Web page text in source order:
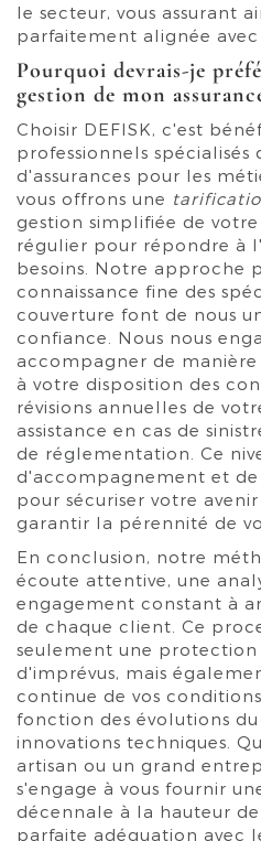
le secteur, vous assurant
parfaitement alignée avec
Pourquoi devrais-je
gestion de mon
Choisir DEFISK, c'est
professionnels spécialisés
d'assurances pour les
vous offrons une
gestion simplifiée de
régulier pour répondre à
besoins. Notre approche
connaissance fine des
couverture font de nous
confiance. Nous nous
accompagner de
à votre disposition des
révisions annuelles de
assistance en cas de
de réglementation. Ce
d'accompagnement et
pour sécuriser votre
garantir la pérennité de
En conclusion, notre
écoute attentive, une
engagement constant à
de chaque client. Ce
seulement une
d'imprévus, mais
continue de vos
fonction des évolutions
innovations techniques.
artisan ou un grand
s'engage à vous fournir
décennale à la hauteur
parfaite adéquation avec